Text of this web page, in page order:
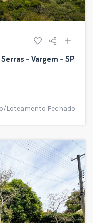
– Vargem – SP
Loteamento Fechado